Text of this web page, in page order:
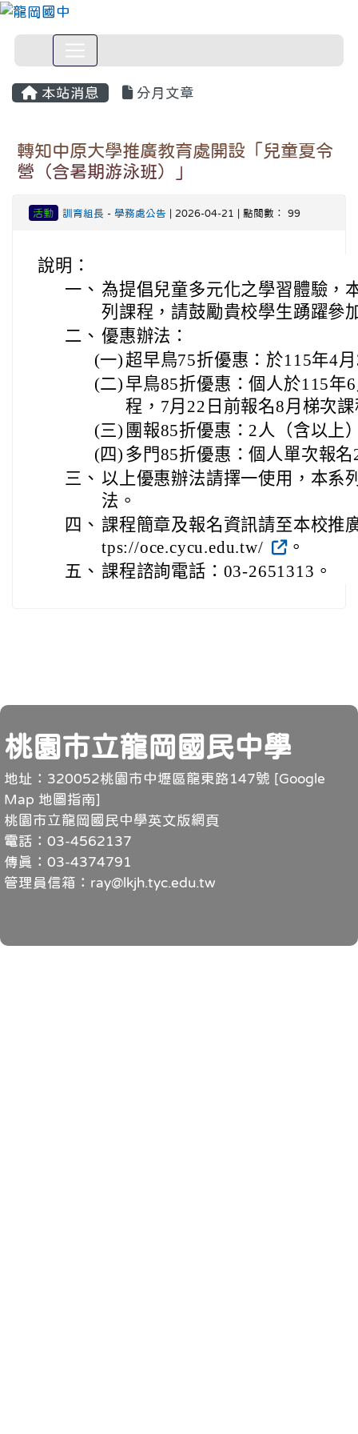
本站消息 分月文章
轉知中原大學推廣教育處開設「兒童夏令
營（含暑期游泳班）」
活動 訓育組長 - 學務處公告 | 2026-04-21 | 點閱數： 99
說明：
一、 為提倡兒童多元化之學習體驗，
列課程，請鼓勵貴校學生踴躍參
二、 優惠辦法：
(一) 超早鳥75折優惠：於115年4
(二) 早鳥85折優惠：個人於115年
程，7月22日前報名8月梯次
(三) 團報85折優惠：2人（含以上
(四) 多門85折優惠：個人單次報
三、 以上優惠辦法請擇一使用，本系
法。
四、 課程簡章及報名資訊請至本校推
tps://oce.cycu.edu.tw/
。
五、 課程諮詢電話：03-2651313。
頁尾
桃園市立龍岡國民中學
地址：320052桃園市中壢區龍東路147號 [Google
Map 地圖指南]
桃園市立龍岡國民中學英文版網頁
電話：03-4562137
傳真：03-4374791
管理員信箱：ray@lkjh.tyc.edu.tw